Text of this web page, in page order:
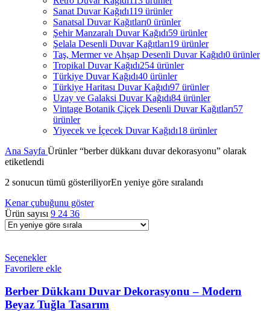
Sanat Duvar Kağıdı119 ürünler
Sanatsal Duvar Kağıtları0 ürünler
Şehir Manzaralı Duvar Kağıdı59 ürünler
Şelala Desenli Duvar Kağıtları19 ürünler
Taş, Mermer ve Ahşap Desenli Duvar Kağıdı0 ürünler
Tropikal Duvar Kağıdı254 ürünler
Türkiye Duvar Kağıdı40 ürünler
Türkiye Haritası Duvar Kağıdı97 ürünler
Uzay ve Galaksi Duvar Kağıdı84 ürünler
Vintage Botanik Çiçek Desenli Duvar Kağıtları57
ürünler
Yiyecek ve İçecek Duvar Kağıdı18 ürünler
Ana Sayfa Ürünler “berber dükkanı duvar dekorasyonu” olarak
etiketlendi
2 sonucun tümü gösteriliyorEn yeniye göre sıralandı
Kenar çubuğunu göster
Ürün sayısı 9 24 36
Seçenekler
Favorilere ekle
Berber Dükkanı Duvar Dekorasyonu – Modern
Beyaz Tuğla Tasarım